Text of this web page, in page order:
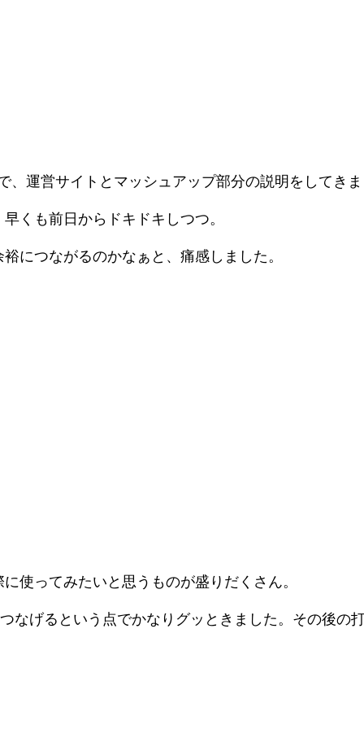
運営サイトとマッシュアップ部分の説明をしてき
くも前日からドキドキしつつ。
につながるのかなぁと、痛感しました。
使ってみたいと思うものが盛りだくさん。
なげるという点でかなりグッときました。その後の